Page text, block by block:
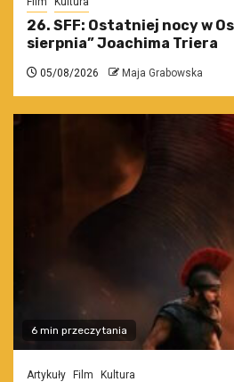
26. SFF: Ostatniej nocy w
sierpnia” Joachima Triera
05/08/2026 Maja Grabowska
6 min przeczytania
Artykuły Film Kultura